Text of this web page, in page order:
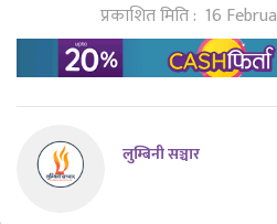
प्रकाशित मिति : 16
लुम्बिनी सञ्चार